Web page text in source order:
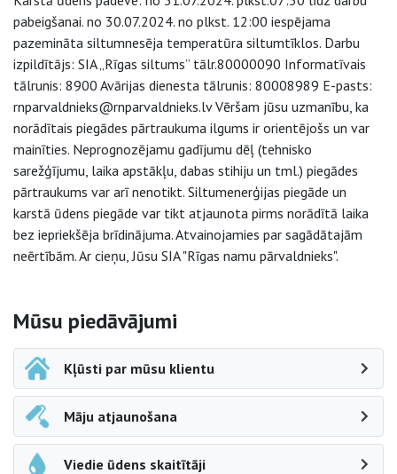
pabeigšanai. no 30.07.2024. no plkst. 12:00 iespējama
pazemināta siltumnesēja temperatūra siltumtīklos. Darbu
izpildītājs: SIA „Rīgas siltums” tālr.80000090 Informatīvais
tālrunis: 8900 Avārijas dienesta tālrunis: 80008989 E-pasts:
rnparvaldnieks@rnparvaldnieks.lv Vēršam jūsu uzmanību, ka
norādītais piegādes pārtraukuma ilgums ir orientējošs un var
mainīties. Neprognozējamu gadījumu dēļ (tehnisko
sarežģījumu, laika apstākļu, dabas stihiju un tml.) piegādes
pārtraukums var arī nenotikt. Siltumenerģijas piegāde un
karstā ūdens piegāde var tikt atjaunota pirms norādītā laika
bez iepriekšēja brīdinājuma. Atvainojamies par sagādātajām
neērtībām. Ar cieņu, Jūsu SIA "Rīgas namu pārvaldnieks".
Sāna navigācija
Mūsu piedāvājumi
Kļūsti par mūsu klientu
Māju atjaunošana
Viedie ūdens skaitītāji